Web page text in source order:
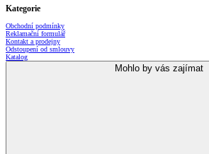
Kategorie
Obchodní podmínky
Reklamační formulář
Kontakt a prodejny
Odstoupení od smlouvy
Katalog
Mohlo by vás zajímat